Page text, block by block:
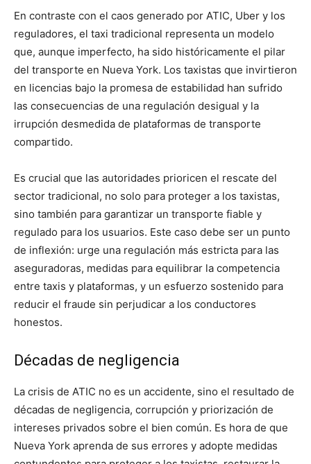
En contraste con el caos generado por ATIC, Uber y los
reguladores, el taxi tradicional representa un modelo
que, aunque imperfecto, ha sido históricamente el pilar
del transporte en Nueva York. Los taxistas que invirtieron
en licencias bajo la promesa de estabilidad han sufrido
las consecuencias de una regulación desigual y la
irrupción desmedida de plataformas de transporte
compartido.
Es crucial que las autoridades prioricen el rescate del
sector tradicional, no solo para proteger a los taxistas,
sino también para garantizar un transporte fiable y
regulado para los usuarios. Este caso debe ser un punto
de inflexión: urge una regulación más estricta para las
aseguradoras, medidas para equilibrar la competencia
entre taxis y plataformas, y un esfuerzo sostenido para
reducir el fraude sin perjudicar a los conductores
honestos.
Décadas de negligencia
La crisis de ATIC no es un accidente, sino el resultado de
décadas de negligencia, corrupción y priorización de
intereses privados sobre el bien común. Es hora de que
Nueva York aprenda de sus errores y adopte medidas